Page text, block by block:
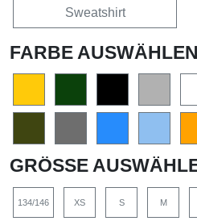
Sweatshirt
FARBE AUSWÄHLEN
GRÖSSE
134/146 XS S M